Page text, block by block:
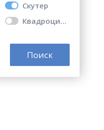
Скутер
Квадроцикл
Поиск